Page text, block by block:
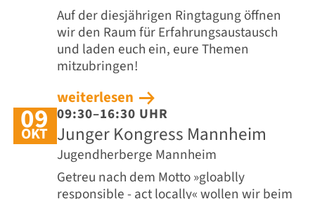
Auf der diesjährigen Ringtagung öffnen
wir den Raum für Erfahrungsaustausch
und laden euch ein, eure Themen
mitzubringen!
weiterlesen
09
OKT
09:30–16:30 UHR
Junger Kongress Mannheim
Jugendherberge Mannheim
Getreu nach dem Motto »gloablly
responsible - act locally« wollen wir beim